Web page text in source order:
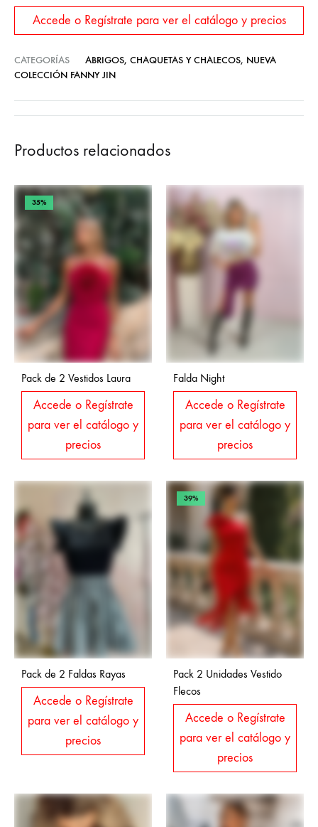
Accede o Regístrate para ver el catálogo y precios
CATEGORÍAS ABRIGOS, CHAQUETAS Y CHALECOS, NUEVA
COLECCIÓN FANNY JIN
Productos relacionados
35%
Pack de 2 Vestidos Laura
Accede o Regístrate
para ver el catálogo y
precios
Falda Night
Accede o Regístrate
para ver el catálogo y
precios
Pack de 2 Faldas Rayas
Accede o Regístrate
para ver el catálogo y
precios
39%
Pack 2 Unidades Vestido
Flecos
Accede o Regístrate
para ver el catálogo y
precios